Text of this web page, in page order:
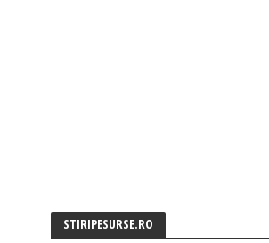
STIRIPESURSE.RO